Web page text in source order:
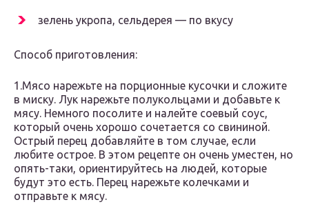
зелень укропа, сельдерея — по вкусу
Способ приготовления:
1.Мясо нарежьте на порционные кусочки и сложите
в миску. Лук нарежьте полукольцами и добавьте к
мясу. Немного посолите и налейте соевый соус,
который очень хорошо сочетается со свининой.
Острый перец добавляйте в том случае, если
любите острое. В этом рецепте он очень уместен, но
опять-таки, ориентируйтесь на людей, которые
будут это есть. Перец нарежьте колечками и
отправьте к мясу.